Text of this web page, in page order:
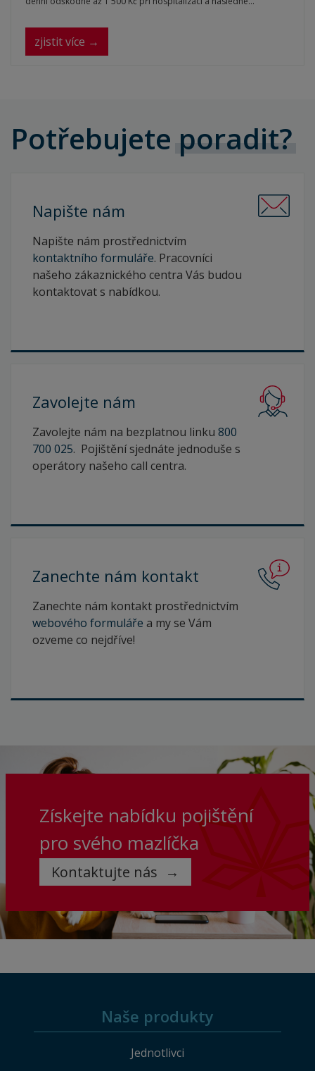
až 1 500 000 Kč, chirurgické zákroky, onkologické diagnózy a
závažná onemocnění.
zjistit více →
Potřebujete poradit?
Napište nám
Napište nám prostřednictvím
kontaktního formuláře. Pracovníci
našeho zákaznického centra Vás budou
kontaktovat s nabídkou.
Zavolejte nám
Zavolejte nám na bezplatnou linku 800
700 025. Pojištění sjednáte jednoduše s
operátory našeho call centra.
Zanechte nám kontakt
Zanechte nám kontakt prostřednictvím
webového formuláře a my se Vám
ozveme co nejdříve!
Získejte nabídku pojištění
pro svého mazlíčka
Kontaktujte nás
Naše produkty
Jednotlivci